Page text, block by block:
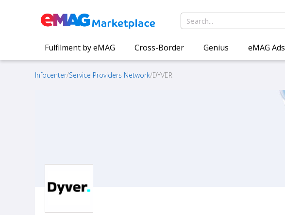
Fulfilment by eMAG Cross-Border Genius eMAG Ads
Infocenter/Service Providers Network/DYVER